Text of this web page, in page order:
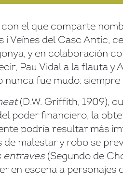
el que comparte
Veïnes del Casc Antic,
y en colaboración
Pau Vidal a la flauta
fue mudo:
(D.W. Griffith, 1909),
poder financiero, la
podría resultar más
malestar y robo se
entraves(Segundo de
en escena a